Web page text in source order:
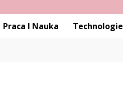
Praca I Nauka Technologie